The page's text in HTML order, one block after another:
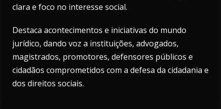
clara e foco no interesse social.
Destaca acontecimentos e iniciativas do mundo
jurídico, dando voz a instituições, advogados,
magistrados, promotores, defensores públicos e
cidadãos comprometidos com a defesa da cidadania e
dos direitos sociais.